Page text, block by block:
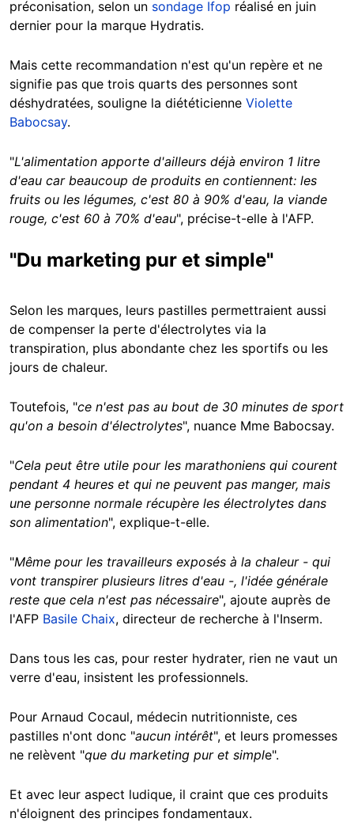
préconisation, selon un sondage Ifop réalisé en juin
dernier pour la marque Hydratis.
Mais cette recommandation n'est qu'un repère et ne
signifie pas que trois quarts des personnes sont
déshydratées, souligne la diététicienne Violette
Babocsay.
"L'alimentation apporte d'ailleurs déjà environ 1 litre
d'eau car beaucoup de produits en contiennent: les
fruits ou les légumes, c'est 80 à 90% d'eau, la viande
rouge, c'est 60 à 70% d'eau", précise-t-elle à l'AFP.
"Du marketing pur et simple"
Selon les marques, leurs pastilles permettraient aussi
de compenser la perte d'électrolytes via la
transpiration, plus abondante chez les sportifs ou les
jours de chaleur.
Toutefois, "ce n'est pas au bout de 30 minutes de sport
qu'on a besoin d'électrolytes", nuance Mme Babocsay.
"Cela peut être utile pour les marathoniens qui courent
pendant 4 heures et qui ne peuvent pas manger, mais
une personne normale récupère les électrolytes dans
son alimentation", explique-t-elle.
"Même pour les travailleurs exposés à la chaleur - qui
vont transpirer plusieurs litres d'eau -, l'idée générale
reste que cela n'est pas nécessaire", ajoute auprès de
l'AFP Basile Chaix, directeur de recherche à l'Inserm.
Dans tous les cas, pour rester hydrater, rien ne vaut un
verre d'eau, insistent les professionnels.
Pour Arnaud Cocaul, médecin nutritionniste, ces
pastilles n'ont donc "aucun intérêt", et leurs promesses
ne relèvent "que du marketing pur et simple".
Et avec leur aspect ludique, il craint que ces produits
n'éloignent des principes fondamentaux.